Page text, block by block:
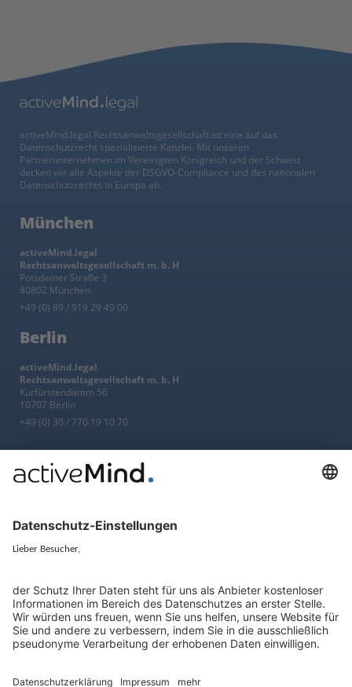
activeMind.legal Rechtsanwaltsgesellschaft ist eine auf das
Datenschutzrecht spezialisierte Kanzlei. Mit unseren
Partnerunternehmen im Vereinigten Königreich und der Schweiz
decken wir alle Aspekte der DSGVO-Compliance und des nationalen
Datenschutzrechts in Europa ab.
München
activeMind.legal
Rechtsanwaltsgesellschaft m. b. H
Potsdamer Straße 3
80802 München
+49 (0) 89 / 919 29 49 00
Berlin
activeMind.legal
Rechtsanwaltsgesellschaft m. b. H
Kurfürstendamm 56
10707 Berlin
+49 (0) 30 / 770 19 10 70
Services
Konzern-Datenschutz
Künstliche Intelligenz
Hinweisgebersystem mit
Whistleblowing-Ombudsperson
Newsletter
Über
Über uns
Gruppe
activeMind AG (Deutschland)